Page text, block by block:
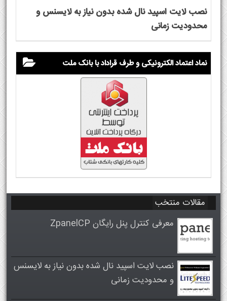
نصب لایت اسپید نال شده بدون نیاز به لایسنس و
محدودیت زمانی
نماد اعتماد الکترونیکی و طرف قراداد با بانک ملت
مقالات منتخب
معرفی کنترل پنل رایگان ZpanelCP
نصب لایت اسپید نال شده بدون نیاز به لایسنس
و محدودیت زمانی